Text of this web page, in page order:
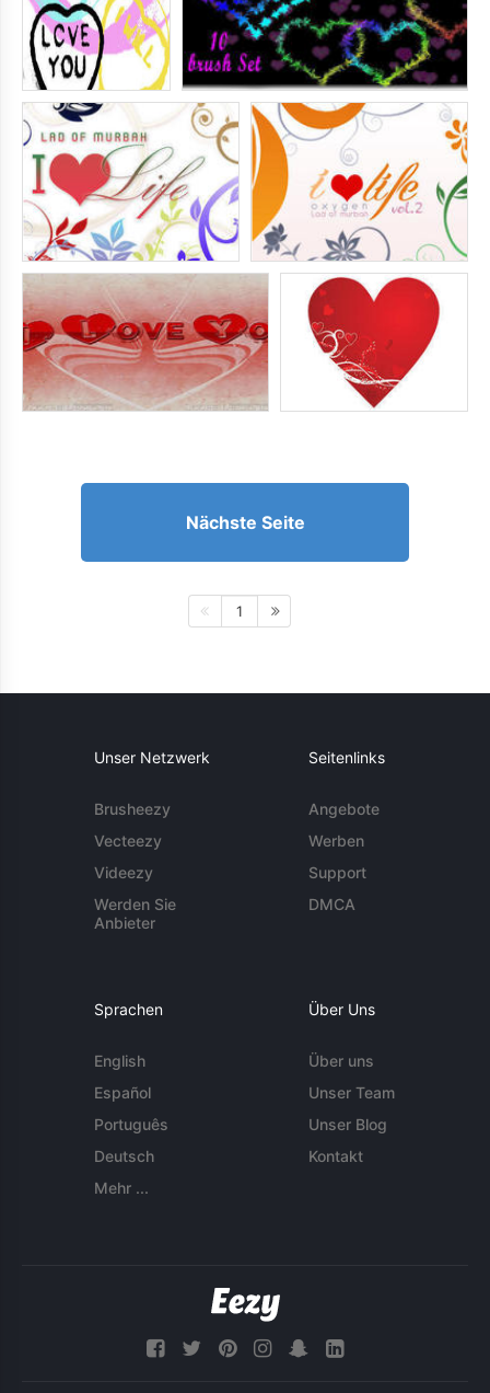
Nächste Seite
1
Unser Netzwerk
Brusheezy
Vecteezy
Videezy
Werden Sie
Anbieter
Seitenlinks
Angebote
Werben
Support
DMCA
Sprachen
English
Español
Português
Deutsch
Mehr ...
Über Uns
Über uns
Unser Team
Unser Blog
Kontakt